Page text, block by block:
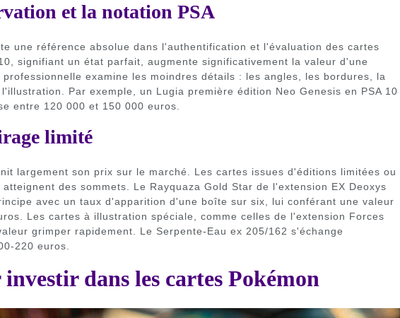
et la notation PSA
une référence absolue dans l'authentification et l'évaluation des cartes
signifiant un état parfait, augmente significativement la valeur d'une
examine les moindres détails : les angles, les bordures, la
Par exemple, un Lugia première édition Neo Genesis en PSA 10
entre 120 000 et 150 000 euros.
limité
largement son prix sur le marché. Les cartes issues d'éditions limitées ou
des sommets. Le Rayquaza Gold Star de l'extension EX Deoxys
avec un taux d'apparition d'une boîte sur six, lui conférant une valeur
Les cartes à illustration spéciale, comme celles de l'extension Forces
grimper rapidement. Le Serpente-Eau ex 205/162 s'échange
220 euros.
dans les cartes Pokémon